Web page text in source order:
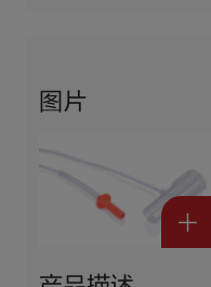
图片